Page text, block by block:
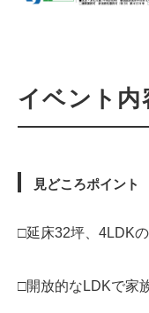
イベント内
見どころポイント
□延床32坪、4LDK
□開放的なLDKで家